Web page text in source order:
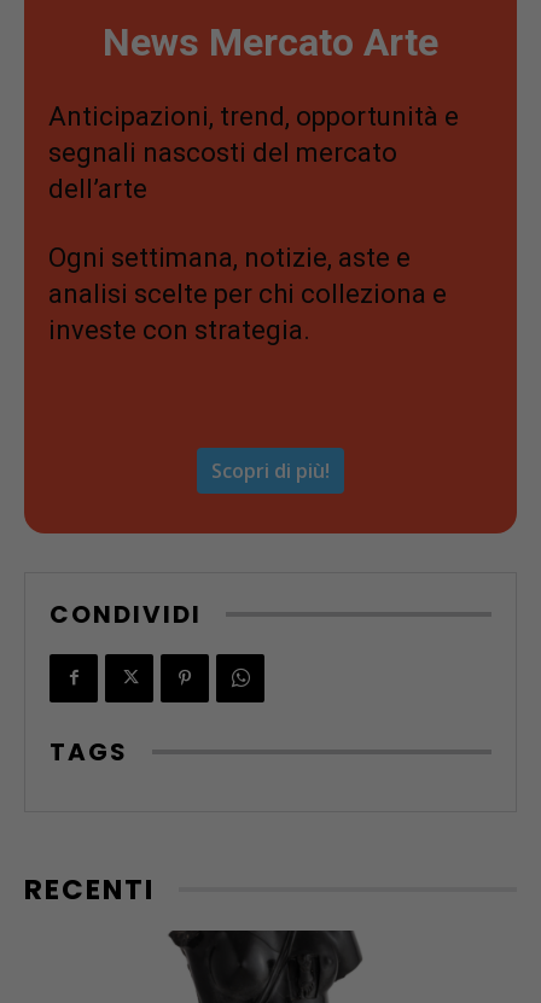
News Mercato Arte
Anticipazioni, trend, opportunità e
segnali nascosti del mercato
dell’arte
Ogni settimana, notizie, aste e
analisi scelte per chi colleziona e
investe con strategia.
Scopri di più!
CONDIVIDI
TAGS
RECENTI